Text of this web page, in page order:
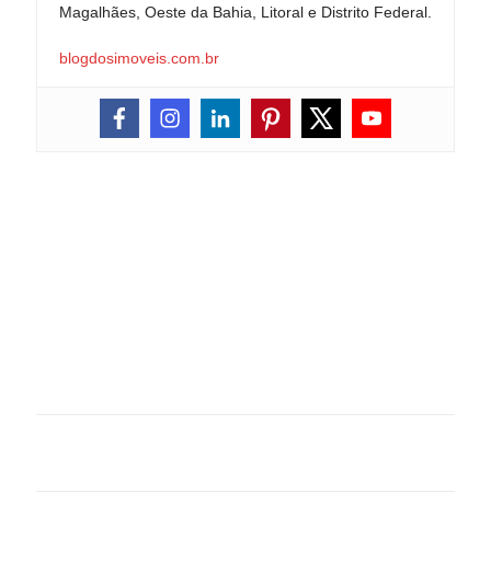
Magalhães, Oeste da Bahia, Litoral e Distrito Federal.
blogdosimoveis.com.br